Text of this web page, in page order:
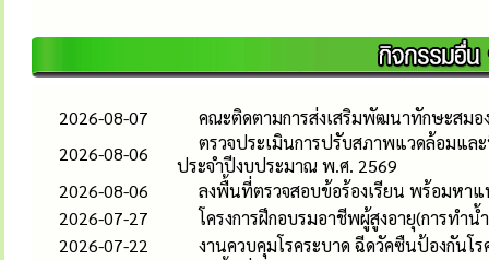
2026-08-07
คณะติดตามการส่งเสริมพัฒนาทักษะสมอ
2026-08-06
ตรวจประเมินการปรับสภาพแวดล้อมแล
ประจำปีงบประมาณ พ.ศ. 2569
2026-08-06
ลงพื้นที่ตรวจสอบข้อร้องเรียน พร้อมหา
2026-07-27
โครงการฝึกอบรมอาชีพผู้สูงอายุ(การทำ
2026-07-22
งานควบคุมโรคระบาด ฉีดวัคซืนป้องกัน